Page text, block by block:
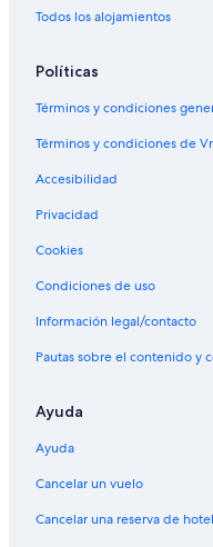
Todos los alojamientos
Políticas
Términos y condiciones
Términos y condiciones de
Accesibilidad
Privacidad
Cookies
Condiciones de uso
Información legal/contacto
Pautas sobre el contenido y
Ayuda
Ayuda
Cancelar un vuelo
Cancelar una reserva de